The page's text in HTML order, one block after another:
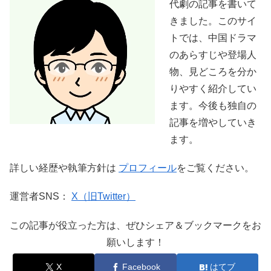
代劇の記事を書いて
きました。このサイ
トでは、中国ドラマ
のあらすじや登場人
物、見どころを分か
りやすく紹介してい
ます。今後も独自の
記事を増やしていき
ます。
詳しい経歴や執筆方針は プロフィールをご覧ください。
運営者SNS： X（旧Twitter）
この記事が役立った方は、ぜひシェア＆ブックマークをお
願いします！
X Facebook はてブ